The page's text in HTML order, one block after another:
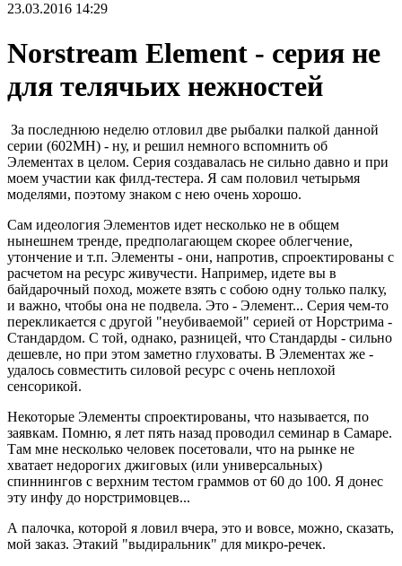
23.03.2016 14:29
Norstream Element - серия не
для телячьих нежностей
За последнюю неделю отловил две рыбалки палкой данной
серии (602МН) - ну, и решил немного вспомнить об
Элементах в целом. Серия создавалась не сильно давно и при
моем участии как филд-тестера. Я сам половил четырьмя
моделями, поэтому знаком с нею очень хорошо.
Сам идеология Элементов идет несколько не в общем
нынешнем тренде, предполагающем скорее облегчение,
утончение и т.п. Элементы - они, напротив, спроектированы с
расчетом на ресурс живучести. Например, идете вы в
байдарочный поход, можете взять с собою одну только палку,
и важно, чтобы она не подвела. Это - Элемент... Серия чем-то
перекликается с другой "неубиваемой" серией от Норстрима -
Стандардом. С той, однако, разницей, что Стандарды - сильно
дешевле, но при этом заметно глуховаты. В Элементах же -
удалось совместить силовой ресурс с очень неплохой
сенсорикой.
Некоторые Элементы спроектированы, что называется, по
заявкам. Помню, я лет пять назад проводил семинар в Самаре.
Там мне несколько человек посетовали, что на рынке не
хватает недорогих джиговых (или универсальных)
спиннингов с верхним тестом граммов от 60 до 100. Я донес
эту инфу до норстримовцев...
А палочка, которой я ловил вчера, это и вовсе, можно, сказать,
мой заказ. Этакий "выдиральник" для микро-речек.